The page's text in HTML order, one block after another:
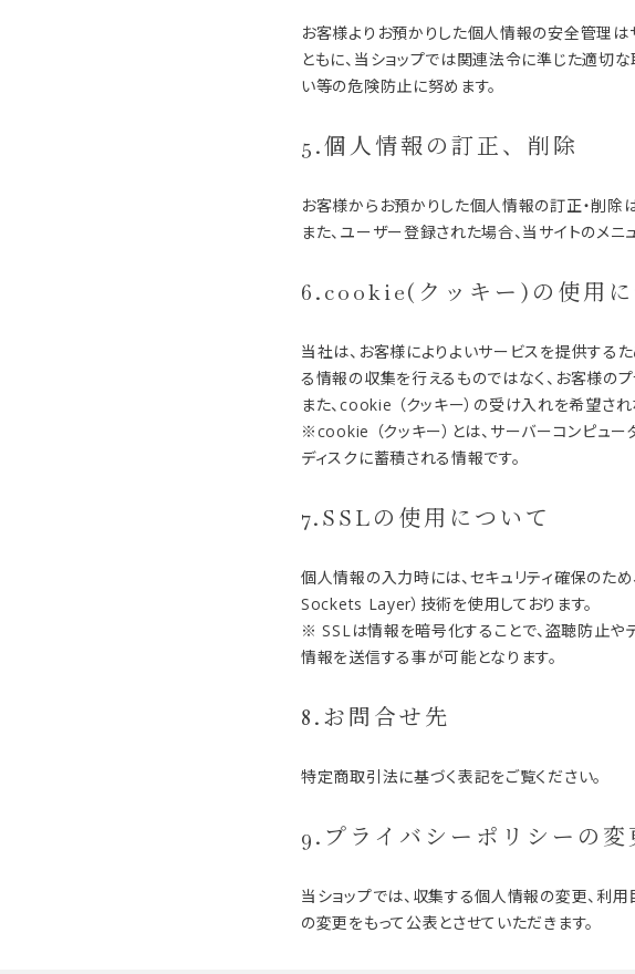
お客様よりお預かりした個人情報の安全管理は
ともに、当ショップでは関連法令に準じた適切
い等の危険防止に努めます。
5.個人情報の訂正、削除
お客様からお預かりした個人情報の訂正・削除
また、ユーザー登録された場合、当サイトのメニ
6.cookie(クッキー)の使用に
当社は、お客様によりよいサービスを提供する
る情報の収集を行えるものではなく、お客様の
また、cookie （クッキー）の受け入れを希望さ
※cookie （クッキー）とは、サーバーコンピュ
ディスクに蓄積される情報です。
7.SSLの使用について
個人情報の入力時には、セキュリティ確保のた
Sockets Layer）技術を使用しております。
※ SSLは情報を暗号化することで、盗聴防止や
情報を送信する事が可能となります。
8.お問合せ先
特定商取引法に基づく表記をご覧ください。
9.プライバシーポリシーの変
当ショップでは、収集する個人情報の変更、利
の変更をもって公表とさせていただきます。